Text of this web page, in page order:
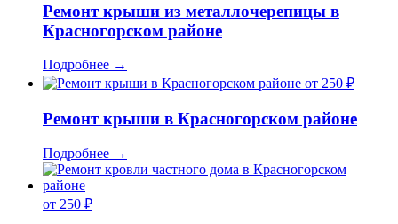
Ремонт крыши из металлочерепицы в
Красногорском районе
Подробнее →
от 250 ₽
Ремонт крыши в Красногорском районе
Подробнее →
от 250 ₽